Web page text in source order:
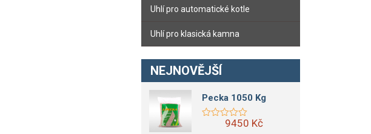
Uhlí pro automatické kotle
Uhlí pro klasická kamna
NEJNOVĚJŠÍ
Pecka 1050 Kg
9450 Kč